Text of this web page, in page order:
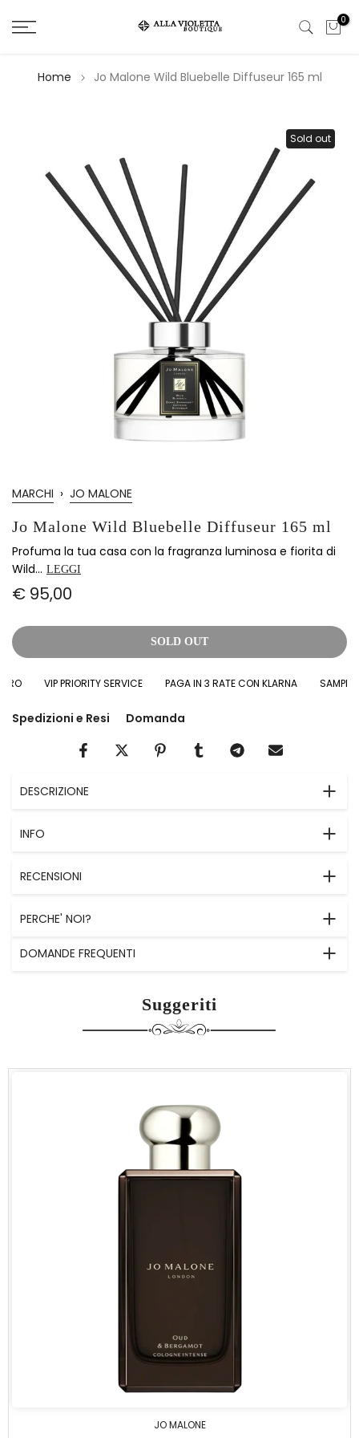
il
0
Home Jo Malone Wild Bluebelle Diffuseur 165 ml
Sold out
MARCHI › JO MALONE
Jo Malone Wild Bluebelle Diffuseur 165 ml
Profuma la tua casa con la fragranza luminosa e fiorita di
Wild... LEGGI
€ 95,00
SOLD OUT
VIP PRIORITY SERVICE PAGA IN 3 RATE CON KLARNA SAMPLES
Spedizioni e Resi Domanda
DESCRIZIONE
INFO
RECENSIONI
PERCHE' NOI?
DOMANDE FREQUENTI
Suggeriti
JO MALONE